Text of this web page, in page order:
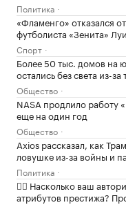
Политика
«Фламенго» отказался
футболиста «Зенита»
Спорт
Более 50 тыс. домов на
остались без света из-за
Общество
NASA продлило работу
еще на один год
Общество
Axios рассказал, как
ловушке из-за войны и
Политика
✍🏻 Насколько ваш
атрибутов престижа?